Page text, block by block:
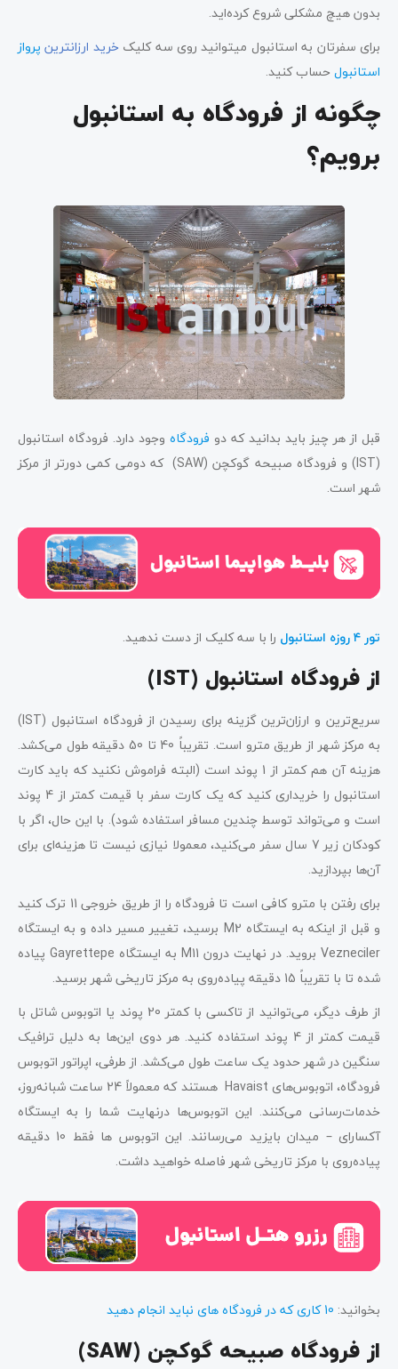
بدون هیچ مشکلی شروع کرده‌اید.
برای سفرتان به استانبول میتوانید روی سه کلیک خرید ارزانترین پرواز
استانبول حساب کنید.
چگونه از فرودگاه به استانبول
برویم؟
قبل از هر چیز باید بدانید که دو فرودگاه وجود دارد. فرودگاه استانبول
(IST) و فرودگاه صبیحه گوکچن (SAW) که دومی کمی دورتر از مرکز
شهر است.
تور ۴ روزه استانبول را با سه کلیک از دست ندهید.
از فرودگاه استانبول (IST)
سریع‌ترین و ارزان‌ترین گزینه برای رسیدن از فرودگاه استانبول (IST)
به مرکز شهر از طریق مترو است. تقریباً 40 تا 50 دقیقه طول می‌کشد.
هزینه آن هم کمتر از 1 پوند است (البته فراموش نکنید که باید کارت
استانبول را خریداری کنید که یک کارت سفر با قیمت کمتر از 4 پوند
است و می‌تواند توسط چندین مسافر استفاده شود). با این حال، اگر با
کودکان زیر 7 سال سفر می‌کنید، معمولا نیازی نیست تا هزینه‌ای برای
آن‌ها بپردازید.
برای رفتن با مترو کافی است تا فرودگاه را از طریق خروجی 11 ترک کنید
و قبل از اینکه به ایستگاه M2 برسید، تغییر مسیر داده و به ایستگاه
Vezneciler بروید. در نهایت درون M11 به ایستگاه Gayrettepe پیاده
شده تا با تقریباً 15 دقیقه پیاده‌روی به مرکز تاریخی شهر برسید.
از طرف دیگر، می‌توانید از تاکسی با کمتر 20 پوند یا اتوبوس شاتل با
قیمت کمتر از 4 پوند استفاده کنید. هر دوی این‌ها به دلیل ترافیک
سنگین در شهر حدود یک ساعت طول می‌کشد. از طرفی، اپراتور اتوبوس
فرودگاه، اتوبوس‌های Havaist هستند که معمولاً 24 ساعت شبانه‌روز،
خدمات‌رسانی می‌کنند. این اتوبوس‌ها درنهایت شما را به ایستگاه
آکسارای – میدان بایزید می‌رسانند. این اتوبوس ها فقط 10 دقیقه
پیاده‌روی با مرکز تاریخی شهر فاصله خواهید داشت.
بخوانید: 10 کاری که در فرودگاه های نباید انجام دهید
از فرودگاه صبیحه گوکچن (SAW)